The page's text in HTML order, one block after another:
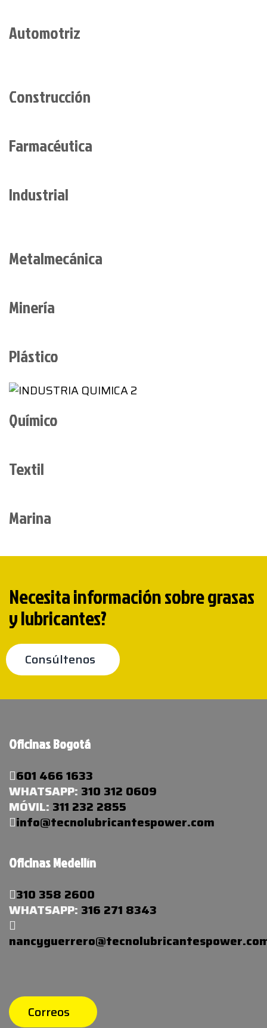
Automotriz
Construcción
Farmacéutica
Industrial
Metalmecánica
Minería
Plástico
Químico
Textil
Marina
Necesita información sobre grasas
y lubricantes?
Consúltenos
Oficinas Bogotá
601 466 1633
WHATSAPP: 310 312 0609
MÓVIL: 311 232 2855
info@tecnolubricantespower.com
Oficinas Medellín
310 358 2600
WHATSAPP: 316 271 8343
Correos